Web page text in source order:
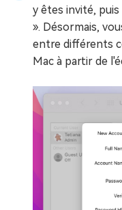
y êtes invité,
». Désormais,
entre différents
Mac à partir de